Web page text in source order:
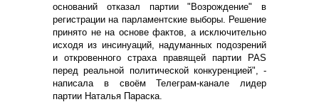
оснований отказал партии "Возрождение" в
регистрации на парламентские выборы. Решение
принято не на основе фактов, а исключительно
исходя из инсинуаций, надуманных подозрений
и откровенного страха правящей партии PAS
перед реальной политической конкуренцией", -
написала в своём Телеграм-канале лидер
партии Наталья Параска.